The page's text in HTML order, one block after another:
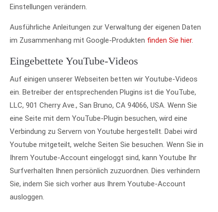
Einstellungen verändern.
Ausführliche Anleitungen zur Verwaltung der eigenen Daten
im Zusammenhang mit Google-Produkten finden Sie hier.
Eingebettete YouTube-Videos
Auf einigen unserer Webseiten betten wir Youtube-Videos
ein. Betreiber der entsprechenden Plugins ist die YouTube,
LLC, 901 Cherry Ave., San Bruno, CA 94066, USA. Wenn Sie
eine Seite mit dem YouTube-Plugin besuchen, wird eine
Verbindung zu Servern von Youtube hergestellt. Dabei wird
Youtube mitgeteilt, welche Seiten Sie besuchen. Wenn Sie in
Ihrem Youtube-Account eingeloggt sind, kann Youtube Ihr
Surfverhalten Ihnen persönlich zuzuordnen. Dies verhindern
Sie, indem Sie sich vorher aus Ihrem Youtube-Account
ausloggen.